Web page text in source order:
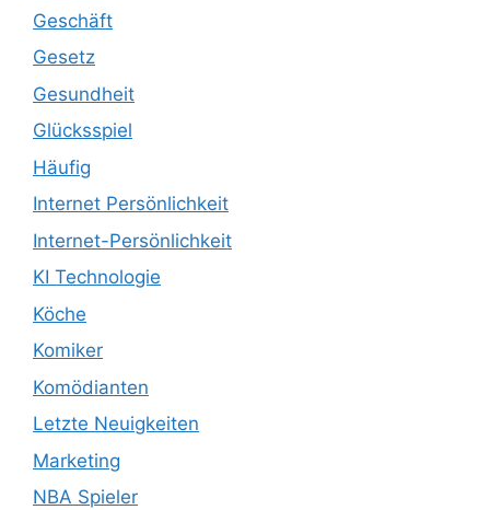
Geschäft
Gesetz
Gesundheit
Glücksspiel
Häufig
Internet Persönlichkeit
Internet-Persönlichkeit
KI Technologie
Köche
Komiker
Komödianten
Letzte Neuigkeiten
Marketing
NBA Spieler